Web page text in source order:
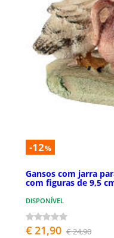
-12%
Gansos com jarra
com figuras de 9,5
DISPONÍVEL
€ 21,90 € 24,90